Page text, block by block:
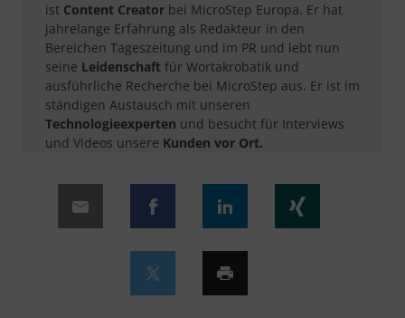
ist Content Creator bei MicroStep Europa. Er hat
jahrelange Erfahrung als Redakteur in den
Bereichen Tageszeitung und im PR und lebt nun
seine Leidenschaft für Wortakrobatik und
ausführliche Recherche bei MicroStep aus. Er ist im
ständigen Austausch mit unseren
Technologieexperten und besucht für Interviews
und Videos unsere Kunden vor Ort.​